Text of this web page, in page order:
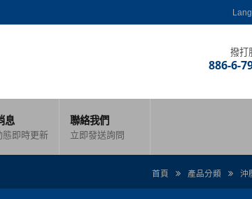
撥打
886-6-
息
態即時更新
聯絡我們
立即發送詢問
首頁 產品分類 沖